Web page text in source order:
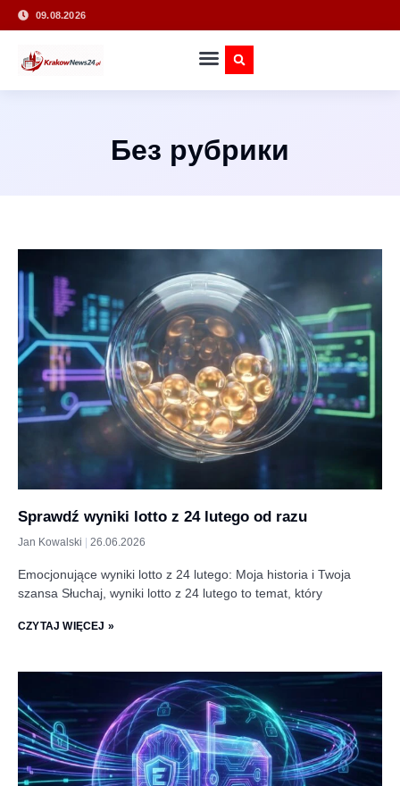
09.08.2026
Без рубрики
Sprawdź wyniki lotto z 24 lutego od razu
Jan Kowalski 26.06.2026
Emocjonujące wyniki lotto z 24 lutego: Moja historia i Twoja
szansa Słuchaj, wyniki lotto z 24 lutego to temat, który
CZYTAJ WIĘCEJ »